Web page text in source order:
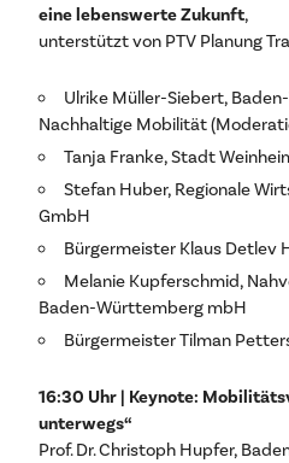
eine lebenswerte Zukunft,
unterstützt von PTV Planung
Ulrike Müller-Siebert,
Nachhaltige Mobilität
Tanja Franke, Stadt
Stefan Huber, Regionale
GmbH
Bürgermeister Klaus Detlev
Melanie Kupferschmid,
Baden-Württemberg mbH
Bürgermeister Tilman
16:30 Uhr | Keynote:
unterwegs“
Prof. Dr. Christoph Hupfer,